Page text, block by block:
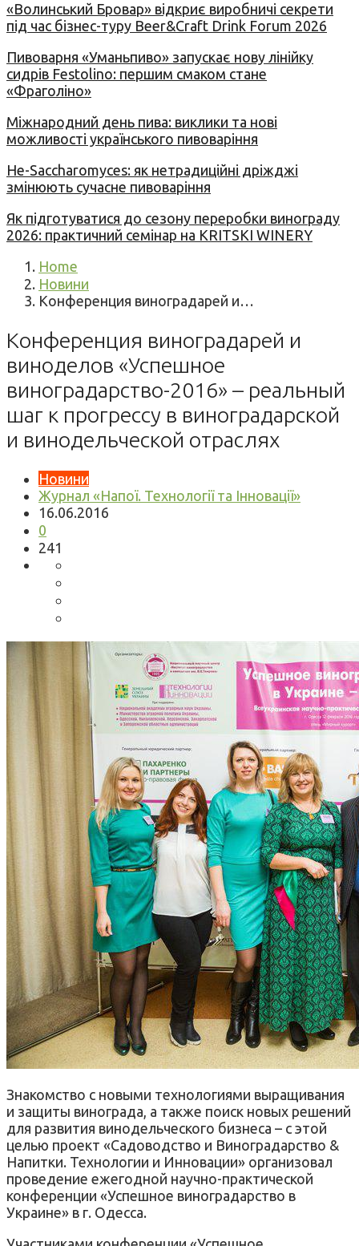
«Волинський Бровар» відкриє виробничі секрети
під час бізнес-туру Beer&Craft Drink Forum 2026
Пивоварня «Уманьпиво» запускає нову лінійку
сидрів Festolino: першим смаком стане
«Фраголіно»
Міжнародний день пива: виклики та нові
можливості українського пивоваріння
Не-Saccharomyces: як нетрадиційні дріжджі
змінюють сучасне пивоваріння
Як підготуватися до сезону переробки винограду
2026: практичний семінар на KRITSKI WINERY
Home
Новини
Конференция виноградарей и…
Конференция виноградарей и
виноделов «Успешное
виноградарство-2016» – реальный
шаг к прогрессу в виноградарской
и винодельческой отраслях
Новини
Журнал «Напої. Технології та Інновації»
16.06.2016
0
241
Знакомство с новыми технологиями выращивания
и защиты винограда, а также поиск новых решений
для развития винодельческого бизнеса – с этой
целью проект «Садоводство и Виноградарство &
Напитки. Технологии и Инновации» организовал
проведение ежегодной научно-практической
конференции «Успешное виноградарство в
Украине» в г. Одесса.